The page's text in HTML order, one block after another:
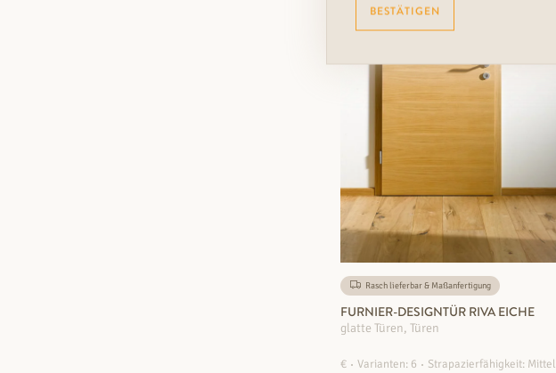
Rasch lieferbar & Maßanfertigung
FURNIER-DESIGNTÜR RIVA EICHE
glatte Türen, Türen
€ Varianten: 6 Strapazierfähigkeit: Mittel
BESTÄTIGEN